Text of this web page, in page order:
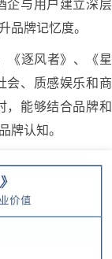
企与用户建立深层
品牌记忆度。
《逐风者》、《星
会、质感娱乐和商
，能够结合品牌和
牌认知。